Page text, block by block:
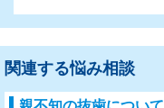
関連する悩み相談